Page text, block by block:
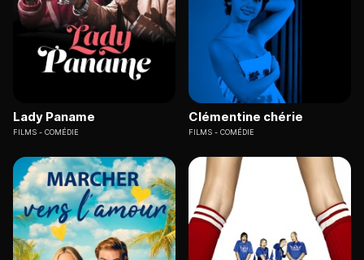
Lady Paname
FILMS COMÉDIE
Clémentine chérie
FILMS COMÉDIE